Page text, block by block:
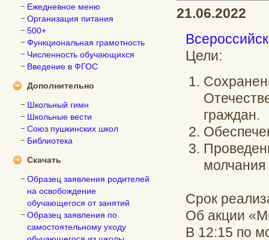
Ежедневное меню
Организация питания
500+
Функциональная грамотность
Численность обучающихся
Введение в ФГОС
Дополнительно
Школьный гимн
Школьные вести
Союз пушкинских школ
Библиотека
Скачать
Образец заявления родителей
на освобождение
обучающегося от занятий
Образец заявления по
самостоятельному уходу
21.06.2022
Цели:
граждан.
Срок
Об акции
В 12:15 по